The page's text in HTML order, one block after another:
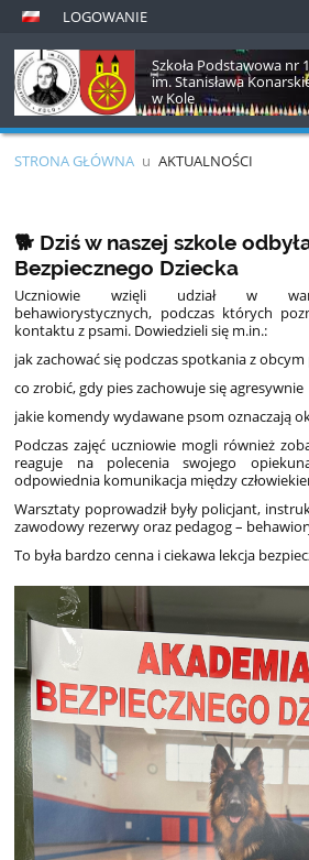
LOGOWANIE
Szkoła Podstawowa nr
im. Stanisława
w Kole
STRONA GŁÓWNA u AKTUALNOŚCI
🐕 Dziś w naszej szkole
Bezpiecznego Dziecka
Uczniowie wzięli udział w
behawiorystycznych, podczas których
kontaktu z psami. Dowiedzieli się m.in.:
jak zachować się podczas spotkania z obcym
co zrobić, gdy pies zachowuje się agresywnie
jakie komendy wydawane psom oznaczają
Podczas zajęć uczniowie mogli również
reaguje na polecenia swojego
odpowiednia komunikacja między
Warsztaty poprowadził były policjant,
zawodowy rezerwy oraz pedagog –
To była bardzo cenna i ciekawa lekcja